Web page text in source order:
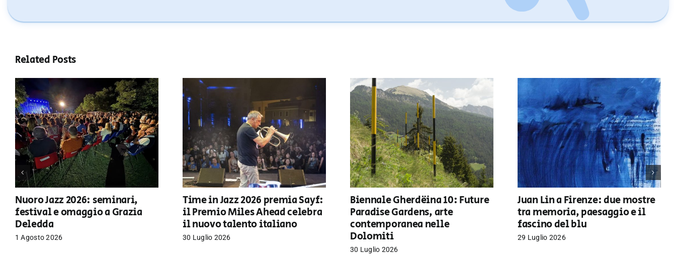
Related Posts
Nuoro Jazz 2026: seminari,
festival e omaggio a Grazia
Deledda
1 Agosto 2026
Time in Jazz 2026 premia Sayf:
il Premio Miles Ahead celebra
il nuovo talento italiano
30 Luglio 2026
Biennale Gherdëina 10: Future
Paradise Gardens, arte
contemporanea nelle
Dolomiti
30 Luglio 2026
Juan Lin a Firenze: due mostre
tra memoria, paesaggio e il
fascino del blu
29 Luglio 2026